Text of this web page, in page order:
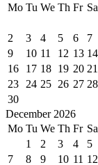
Mo Tu We Th Fr Sa
2
3 4 5 6 7
9
10 11 12 13 14
16
17 18 19 20 21
23
24 25 26 27 28
30
December 2026
Mo Tu We Th Fr Sa
1
2 3 4 5
7
8 9 10 11 12